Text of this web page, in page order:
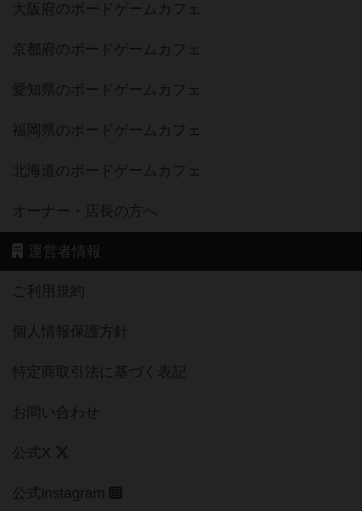
大阪府のボードゲームカフェ
京都府のボードゲームカフェ
愛知県のボードゲームカフェ
福岡県のボードゲームカフェ
北海道のボードゲームカフェ
オーナー・店長の方へ
運営者情報
ご利用規約
個人情報保護方針
特定商取引法に基づく表記
お問い合わせ
公式X
公式instagram